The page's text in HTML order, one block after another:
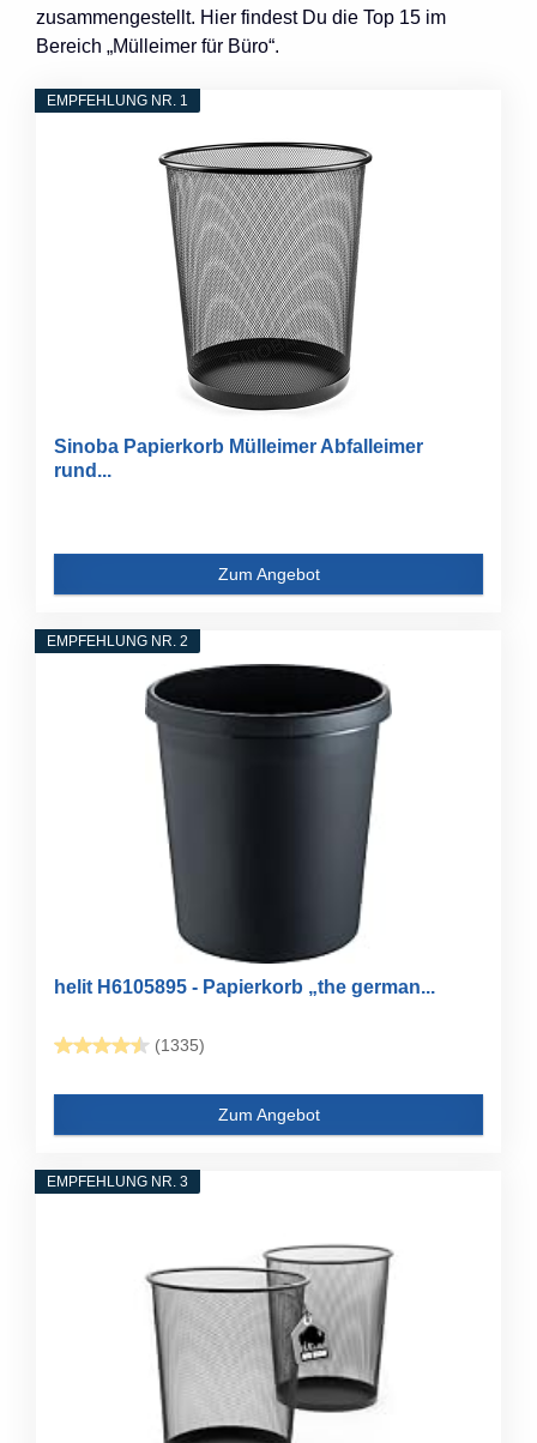
zusammengestellt. Hier findest Du die Top 15 im
Bereich „Mülleimer für Büro“.
EMPFEHLUNG NR. 1
Sinoba Papierkorb Mülleimer Abfalleimer
rund...
Zum Angebot
EMPFEHLUNG NR. 2
helit H6105895 - Papierkorb „the german...
(1335)
Zum Angebot
EMPFEHLUNG NR. 3